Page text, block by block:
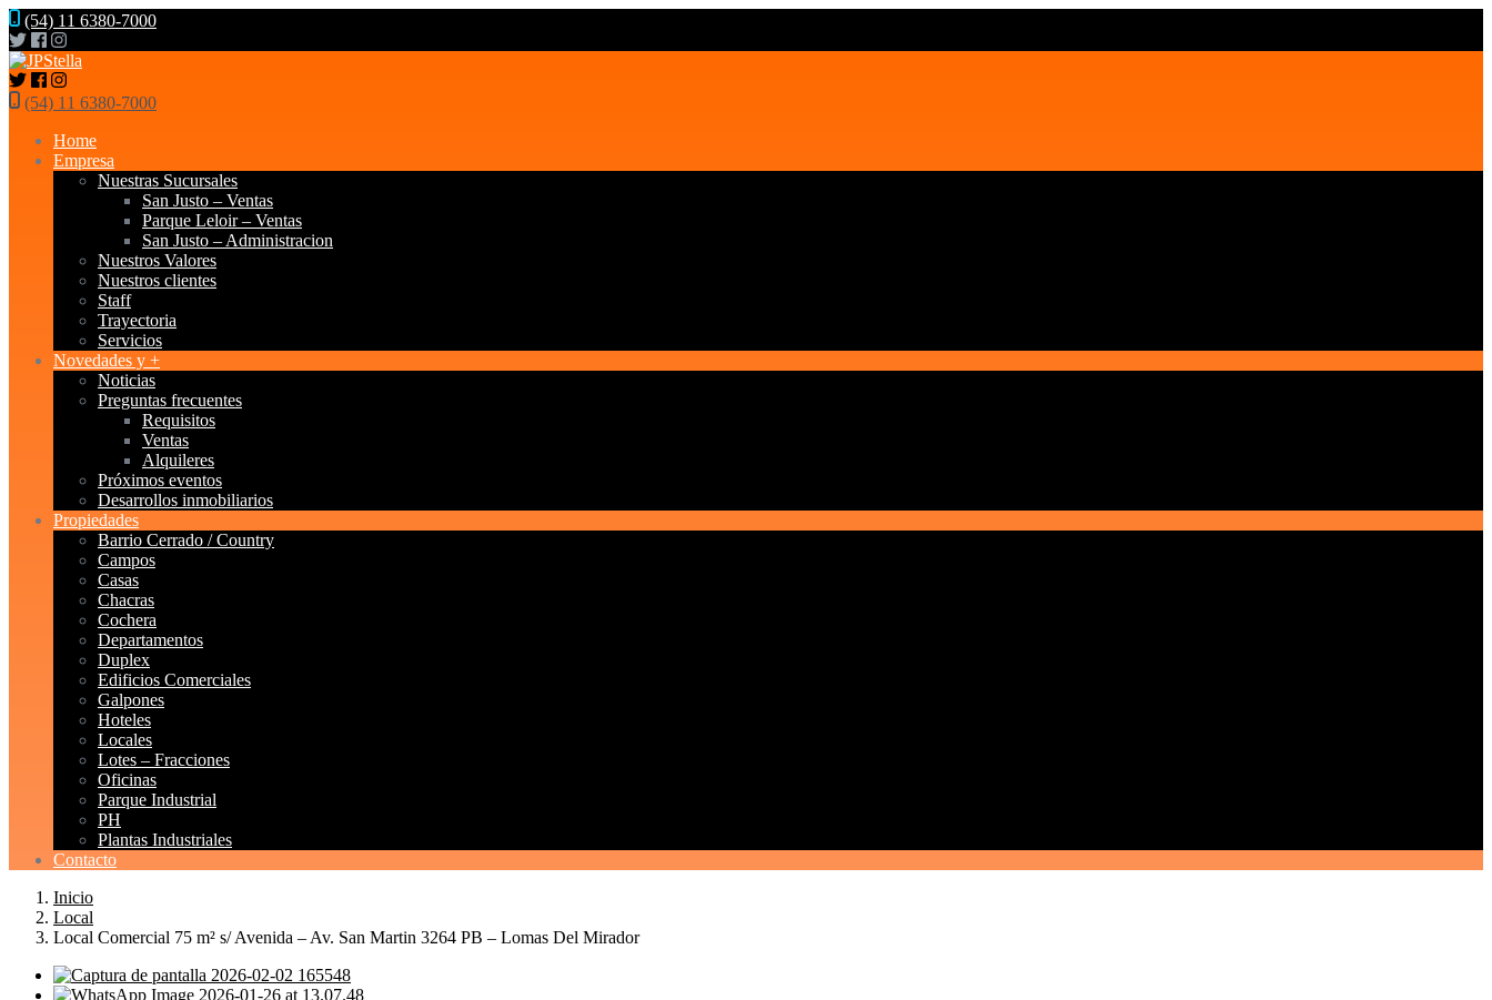
(54) 11 6380-7000
(54) 11 6380-7000
Home
Empresa
Nuestras Sucursales
San Justo – Ventas
Parque Leloir – Ventas
San Justo – Administracion
Nuestros Valores
Nuestros clientes
Staff
Trayectoria
Servicios
Novedades y +
Noticias
Preguntas frecuentes
Requisitos
Ventas
Alquileres
Próximos eventos
Desarrollos inmobiliarios
Propiedades
Barrio Cerrado / Country
Campos
Casas
Chacras
Cochera
Departamentos
Duplex
Edificios Comerciales
Galpones
Hoteles
Locales
Lotes – Fracciones
Oficinas
Parque Industrial
PH
Plantas Industriales
Contacto
Inicio
Local
Local Comercial 75 m² s/ Avenida – Av. San Martin 3264 PB – Lomas Del Mirador